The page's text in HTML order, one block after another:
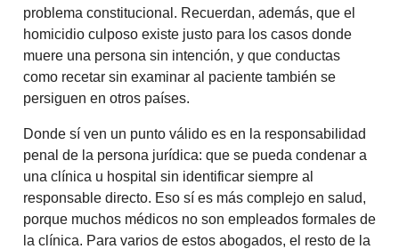
problema constitucional. Recuerdan, además, que el
homicidio culposo existe justo para los casos donde
muere una persona sin intención, y que conductas
como recetar sin examinar al paciente también se
persiguen en otros países.
Donde sí ven un punto válido es en la responsabilidad
penal de la persona jurídica: que se pueda condenar a
una clínica u hospital sin identificar siempre al
responsable directo. Eso sí es más complejo en salud,
porque muchos médicos no son empleados formales de
la clínica. Para varios de estos abogados, el resto de la